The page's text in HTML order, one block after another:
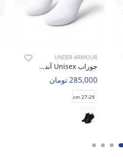
UNDER ARMOUR
جوراب Unisex آندر آرمور Hopa U
285,000 تومان
27-29 cm